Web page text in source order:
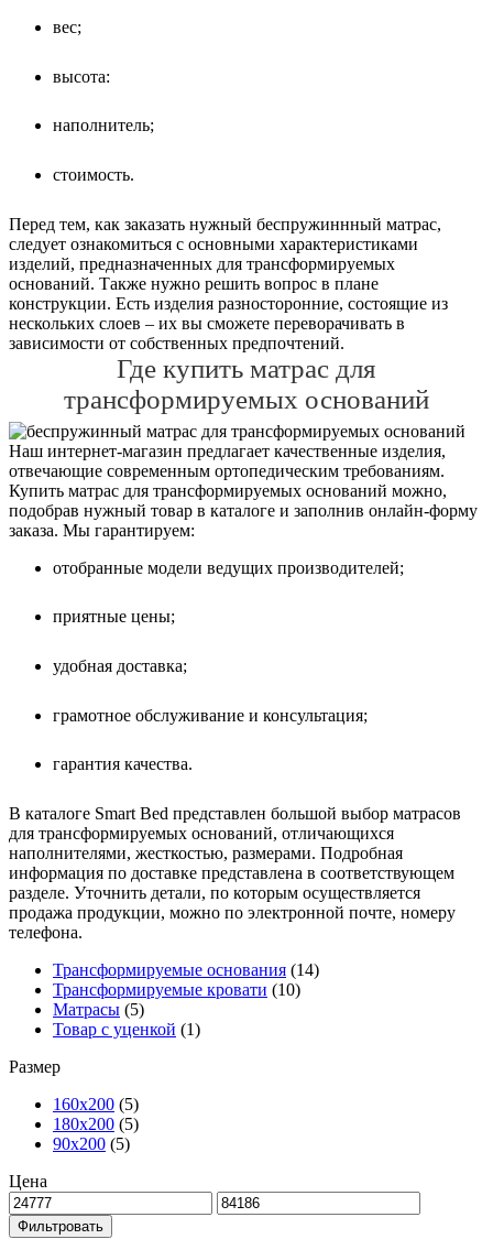
вес;
высота:
наполнитель;
стоимость.
Перед тем, как заказать нужный беспружиннный матрас,
следует ознакомиться с основными характеристиками
изделий, предназначенных для трансформируемых
оснований. Также нужно решить вопрос в плане
конструкции. Есть изделия разносторонние, состоящие из
нескольких слоев – их вы сможете переворачивать в
зависимости от собственных предпочтений.
Где купить матрас для
трансформируемых оснований
Наш интернет-магазин предлагает качественные изделия,
отвечающие современным ортопедическим требованиям.
Купить матрас для трансформируемых оснований можно,
подобрав нужный товар в каталоге и заполнив онлайн-форму
заказа. Мы гарантируем:
отобранные модели ведущих производителей;
приятные цены;
удобная доставка;
грамотное обслуживание и консультация;
гарантия качества.
В каталоге Smart Bed представлен большой выбор матрасов
для трансформируемых оснований, отличающихся
наполнителями, жесткостью, размерами. Подробная
информация по доставке представлена в соответствующем
разделе. Уточнить детали, по которым осуществляется
продажа продукции, можно по электронной почте, номеру
телефона.
Трансформируемые основания (14)
Трансформируемые кровати (10)
Матрасы (5)
Товар с уценкой (1)
Размер
160х200 (5)
180х200 (5)
90х200 (5)
Цена
Фильтровать